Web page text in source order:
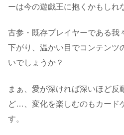
ーは今の遊戯王に抱くかもしれ
古参・既存プレイヤーである我
下がり、温かい目でコンテンツ
いでしょうか？
まぁ、愛が深ければ深いほど反
ど…、変化を楽しむのもカード
す。